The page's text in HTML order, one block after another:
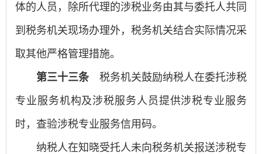
体的人员，除所代理的涉税业务由其与委托人共同
到税务机关现场办理外，税务机关结合实际情况采
取其他严格管理措施。
第三十三条 税务机关鼓励纳税人在委托涉税
专业服务机构及涉税服务人员提供涉税专业服务
时，查验涉税专业服务信用码。
纳税人在知晓受托人未向税务机关报送涉税专